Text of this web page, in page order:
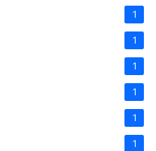
1
1
1
1
1
1